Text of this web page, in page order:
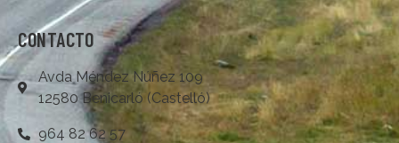
CONTACTO
Avda Méndez Núñez 109
12580 Benicarló (Castelló)
964 82 62 57